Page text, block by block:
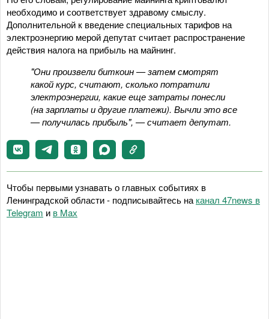
необходимо и соответствует здравому смыслу.
Дополнительной к введение специальных тарифов на
электроэнергию мерой депутат считает распространение
действия налога на прибыль на майнинг.
"Они произвели биткоин — затем смотрят
какой курс, считают, сколько потратили
электроэнергии, какие еще затраты понесли
(на зарплаты и другие платежи). Вычли это все
— получилась прибыль", — считает депутат.
Чтобы первыми узнавать о главных событиях в
Ленинградской области - подписывайтесь на канал 47news в
Telegram и в Maх